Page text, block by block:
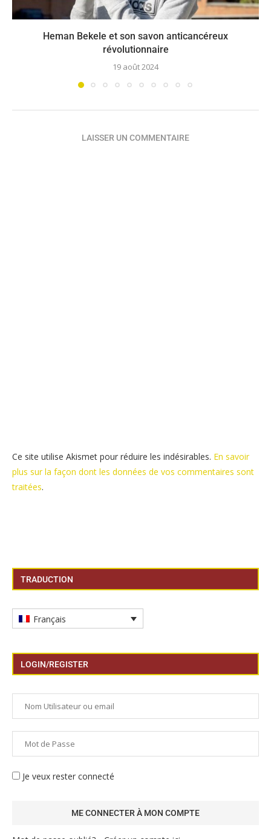
Heman Bekele et son savon anticancéreux
révolutionnaire
19 août 2024
LAISSER UN COMMENTAIRE
Ce site utilise Akismet pour réduire les indésirables. En savoir
plus sur la façon dont les données de vos commentaires sont
traitées.
TRADUCTION
Français
LOGIN/REGISTER
Je veux rester connecté